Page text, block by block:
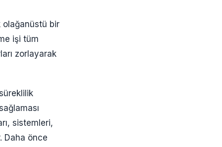
olağanüstü bir
işi tüm
zorlayarak
sistemleri,
Daha önce